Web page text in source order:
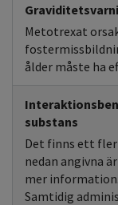
Metotrexat
ålder måste ha
substans
Det finns ett
nedan angivna
mer information.
Samtidig